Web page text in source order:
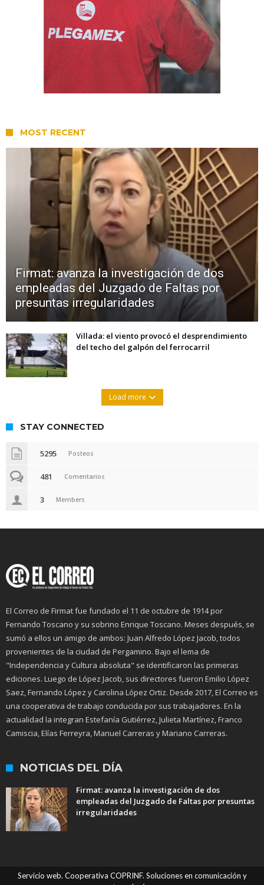
MOST RECENT
Firmat: avanza la investigación de dos
empleadas del Juzgado de Faltas por
presuntas irregularidades
Villada: el viento provocó el desprendimiento
del techo del galpón del ferrocarril
Load more
STAY CONNECTED
5295 Posteos
481 Comentarios
3 Members
El Correo de Firmat fue fundado el 11 de octubre de 1914 por
Fernando Toscano y su sobrino Enrique Toscano. Meses después, se
sumó a ellos un amigo de ambos: Juan Alfredo López Jacob, todos
provenientes de la ciudad de Pergamino. Bajo el lema de
"Independencia y Cultura absoluta" se identificaron las primeras
ediciones. Luego de López Jacob, sus directores fueron Emilio López
Saez, Fernando López y Carolina López Ortiz. Desde 2017, El Correo es
una cooperativa de trabajo conducida por sus trabajadores. En la
actualidad la integran Estefanía Gutiérrez, Julieta Martínez, Franco
Camiscia, Elías Ferreyra, Manuel Carreras y Mariano Carreras.
NOTICIAS DEL DÍA
Firmat: avanza la investigación de dos
empleadas del Juzgado de Faltas por presuntas
irregularidades
Servicio web. Cooperativa COPRINF. Soluciones en comunicación y